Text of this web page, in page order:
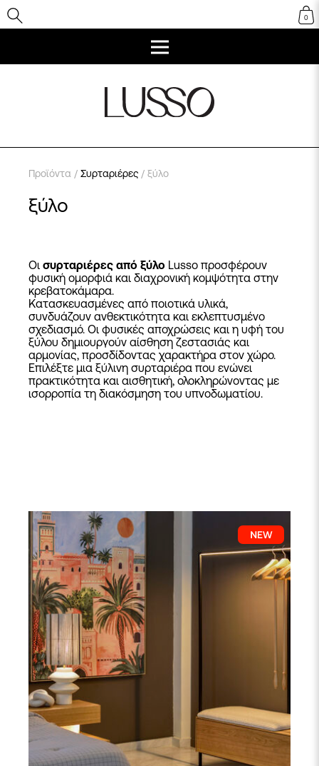
0
Προϊόντα / Συρταριέρες / ξύλο
ξύλο
Οι συρταριέρες από ξύλο Lusso προσφέρουν
φυσική ομορφιά και διαχρονική κομψότητα στην
κρεβατοκάμαρα.
Κατασκευασμένες από ποιοτικά υλικά,
συνδυάζουν ανθεκτικότητα και εκλεπτυσμένο
σχεδιασμό. Οι φυσικές αποχρώσεις και η υφή του
ξύλου δημιουργούν αίσθηση ζεστασιάς και
αρμονίας, προσδίδοντας χαρακτήρα στον χώρο.
Επιλέξτε μια ξύλινη συρταριέρα που ενώνει
πρακτικότητα και αισθητική, ολοκληρώνοντας με
ισορροπία τη διακόσμηση του υπνοδωματίου.